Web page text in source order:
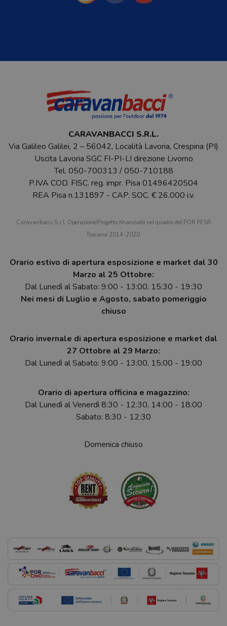
CARAVANBACCI S.R.L.
Via Galileo Galilei, 2 – 56042, Località Lavoria, Crespina (PI)
Uscita Lavoria SGC FI-PI-LI direzione Livorno
Tel. 050-700313 /050-710188
P.IVA COD. FISC. reg. impr. Pisa 01496420504
REA Pisa n.131897 - CAP. SOC. € 26.000 i.v.
Caravanbacci S.r.l. Operazione/Progetto finanziato nel quadro del POR FESR
Toscana 2014-2020.
Orario estivo di apertura esposizione e market dal 30
Marzo al 25 Ottobre:
Dal Lunedì al Sabato: 9:00 - 13:00, 15:30 - 19:30
Nei mesi di Luglio e Agosto, sabato pomeriggio
chiuso
Orario invernale di apertura esposizione e market dal
27 Ottobre al 29 Marzo:
Dal Lunedì al Sabato: 9:00 - 13:00, 15:00 - 19:00
Orario di apertura officina e magazzino:
Dal Lunedì al Venerdì 8:30 - 12:30, 14:00 - 18:00
Sabato: 8:30 - 12:30
Domenica chiuso